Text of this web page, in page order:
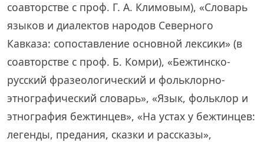
соавторстве с проф. Г. А. Климовым), «Словарь
языков и диалектов народов Северного
Кавказа: сопоставление основной лексики» (в
соавторстве с проф. Б. Комри), «Бежтинско-
русский фразеологический и фольклорно-
этнографический словарь», «Язык, фольклор и
этнография бежтинцев», «На устах у бежтинцев:
легенды, предания, сказки и рассказы»,